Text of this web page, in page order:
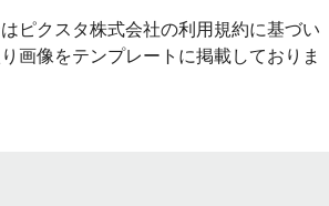
ピクスタ株式会社の利用規約に基づい
画像をテンプレートに掲載しておりま